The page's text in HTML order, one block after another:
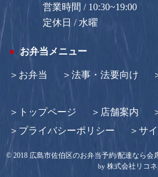
営業時間 / 10:30~19:00
定休日 / 水曜
お弁当メニュー
お弁当 法事・法要向け
トップページ 店舗案内
プライバシーポリシー
サ
©2018 広島市佐伯区のお弁当予約/配達なら会
by 株式会社リコネ